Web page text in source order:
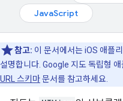
JavaScript
참고: 이 문서에서는 iOS 애플
설명합니다. Google 지도 독립형
URL 스키마문서를 참고하세요.